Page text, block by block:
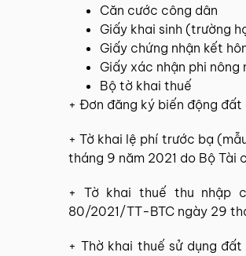
Căn cước công dân
Giấy khai sinh (trường
Giấy chứng nhận kết
Giấy xác nhận phi nông
Bộ tờ khai thuế
+ Đơn đăng ký biến động
+ Tờ khai lệ phí trước bạ
tháng 9 năm 2021 do Bộ Tài
+ Tờ khai thuế thu nhập
80/2021/TT-BTC ngày 29
+ Thờ khai thuế sử dụng